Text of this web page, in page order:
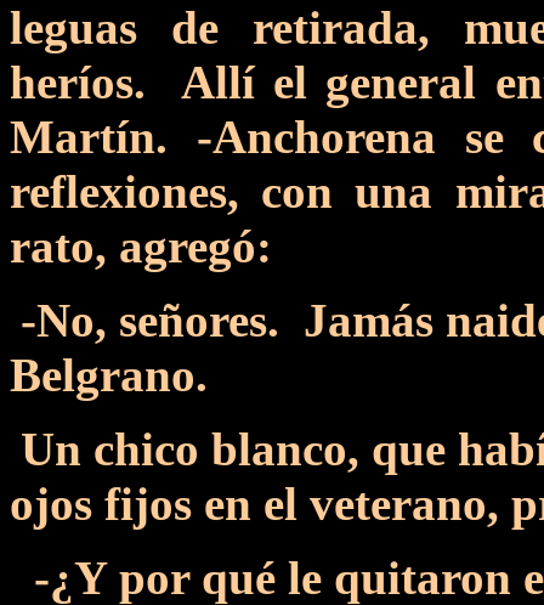
leguas de retirada,
heríos. Allí el general
Martín. -Anchorena se
reflexiones, con una
rato, agregó:
-No, señores. Jamás
Belgrano.
Un chico blanco, que
ojos fijos en el veterano,
-¿Y por qué le quitaron